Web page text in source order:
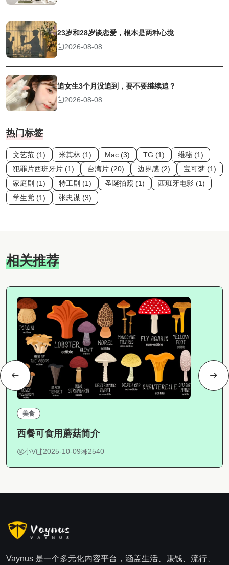
23岁和28岁谈恋爱，根本是两种心境
2026-08-08
追女生3个月没追到，要不要继续追？
2026-08-08
热门标签
文艺范 (1) 米其林 (1) Mac (3) TG (1)
维秘 (1)
犯罪片西班牙片 (1)
台湾片 (20) 边界感 (2)
宝可梦 (1)
家庭剧 (1)
特工剧 (1) 圣诞拍照 (1)
西班牙电影 (1)
学生党 (1)
张忠谋 (3)
相关推荐
美食
西餐可食用蘑菇简介
小V 2025-10-09 2540
Vaynus 是一个多元化内容平台，涵盖生活、赚钱、流行、